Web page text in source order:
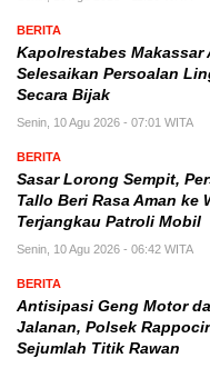
BERITA
Kapolrestabes Makassar
Selesaikan Persoalan
Secara Bijak
Senin, 10 Agu 2026 - 07:01 WITA
BERITA
Sasar Lorong Sempit,
Tallo Beri Rasa Aman ke
Terjangkau Patroli Mobil
Senin, 10 Agu 2026 - 06:42 WITA
BERITA
Antisipasi Geng Motor
Jalanan, Polsek
Sejumlah Titik Rawan